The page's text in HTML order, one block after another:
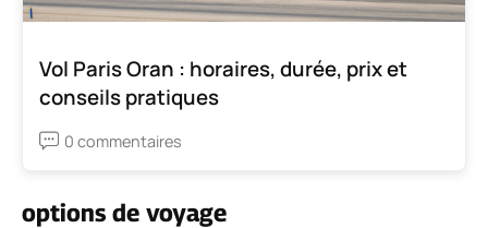
Vol Paris Oran : horaires, durée, prix et
conseils pratiques
0 commentaires
options de voyage